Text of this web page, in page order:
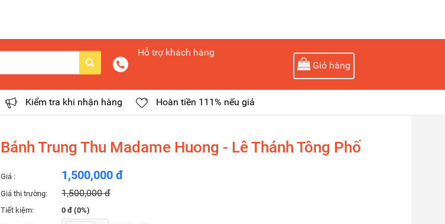
Hỗ trợ khách hàng
Giỏ hàng
Kiểm tra khi nhận hàng Hoàn tiền 111% nếu giả
Bánh Trung Thu Madame Huong - Lê Thánh Tông Phố
Giá : 1,500,000 đ
Giá thị trường: 1,500,000 đ
Tiết kiệm: 0 đ (0%)